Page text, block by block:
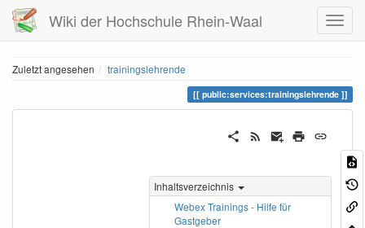
Wiki der Hochschule Rhein-Waal
Zuletzt angesehen trainingslehrende
public:services:trainingslehrende
Inhaltsverzeichnis
Webex Trainings - Hilfe für
Gastgeber